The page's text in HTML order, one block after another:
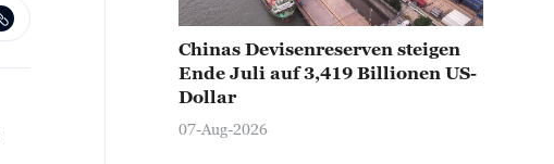
Chinas Devisenreserven steigen
Ende Juli auf 3,419 Billionen US-
Dollar
07-Aug-2026